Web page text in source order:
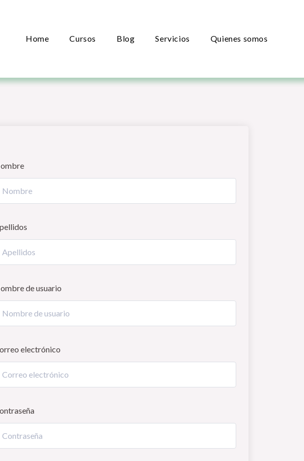
Home Cursos Blog Servicios Quienes somos
de usuario
electrónico